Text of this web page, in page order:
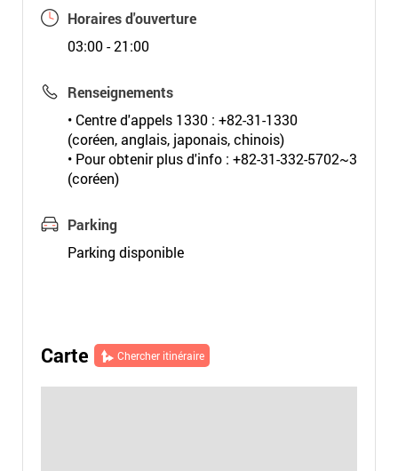
Horaires d'ouverture
03:00 - 21:00
Renseignements
• Centre d'appels 1330 : +82-31-1330
(coréen, anglais, japonais, chinois)
• Pour obtenir plus d'info : +82-31-332-5702~3
(coréen)
Parking
Parking disponible
Carte Chercher itinéraire